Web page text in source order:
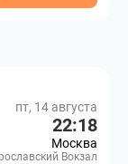
пт, 14 августа
22:18
Москва
Вокзал